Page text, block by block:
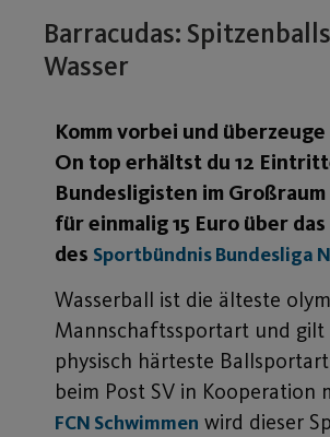
Barracudas:
Wasser
Komm vorbei und
On top erhältst du 12
Bundesligisten im
für einmalig 15 Euro über
des Sportbündnis Bundesliga
Wasserball ist die älteste
Mannschaftssportart und gilt
physisch härteste
beim Post SV in Kooperation
FCN Schwimmen wird dieser